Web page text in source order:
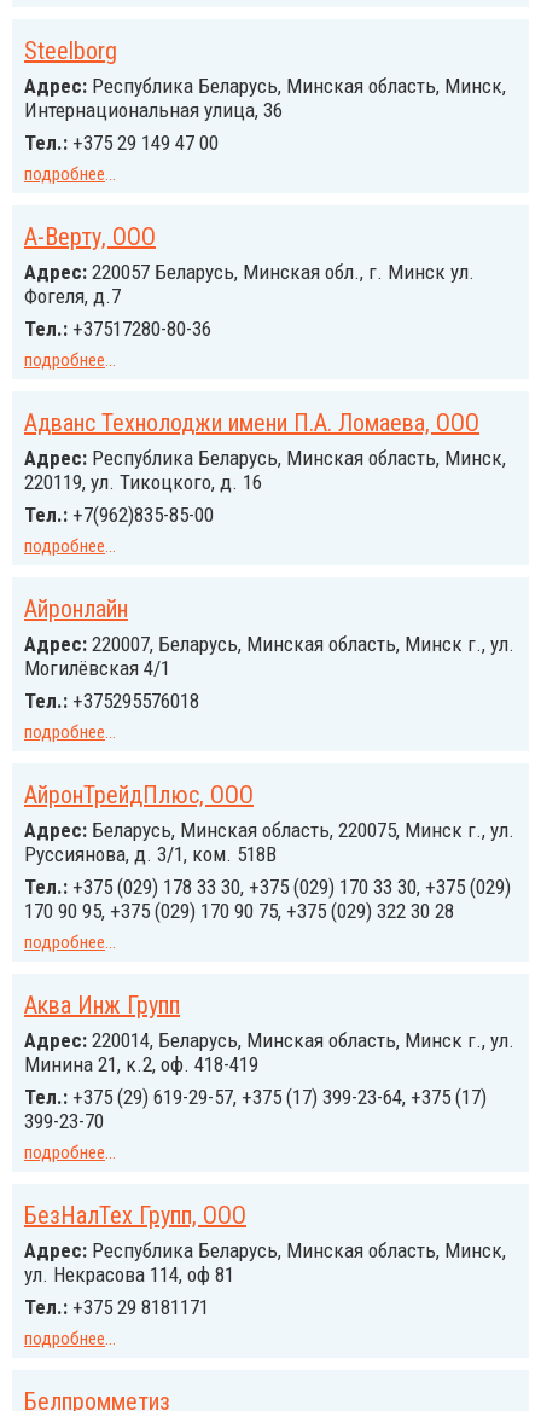
Steelborg
Адрес: Республика Беларусь, Минская область, Минск,
Интернациональная улица, 36
Тел.: +375 29 149 47 00
подробнее...
А-Верту, ООО
Адрес: 220057 Беларусь, Минская обл., г. Минск ул.
Фогеля, д.7
Тел.: +37517280-80-36
подробнее...
Адванс Технолоджи имени П.А. Ломаева, ООО
Адрес: Республика Беларусь, Минская область, Минск,
220119, ул. Тикоцкого, д. 16
Тел.: +7(962)835-85-00
подробнее...
Айронлайн
Адрес: 220007, Беларусь, Минская область, Минск г., ул.
Могилёвская 4/1
Тел.: +375295576018
подробнее...
АйронТрейдПлюс, ООО
Адрес: Беларусь, Минская область, 220075, Минск г., ул.
Руссиянова, д. 3/1, ком. 518В
Тел.: +375 (029) 178 33 30, +375 (029) 170 33 30, +375 (029)
170 90 95, +375 (029) 170 90 75, +375 (029) 322 30 28
подробнее...
Аква Инж Групп
Адрес: 220014, Беларусь, Минская область, Минск г., ул.
Минина 21, к.2, оф. 418-419
Тел.: +375 (29) 619-29-57, +375 (17) 399-23-64, +375 (17)
399-23-70
подробнее...
БезНалТех Групп, ООО
Адрес: Республика Беларусь, Минская область, Минск,
ул. Некрасова 114, оф 81
Тел.: +375 29 8181171
подробнее...
Белпромметиз